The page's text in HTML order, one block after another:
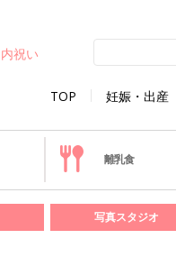
TOP 妊娠・出産
内祝い
離乳食
写真スタジオ